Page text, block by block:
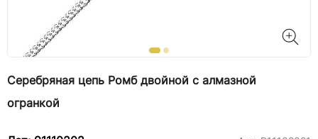
Серебряная цепь Ромб двойной с алмазной
огранкой